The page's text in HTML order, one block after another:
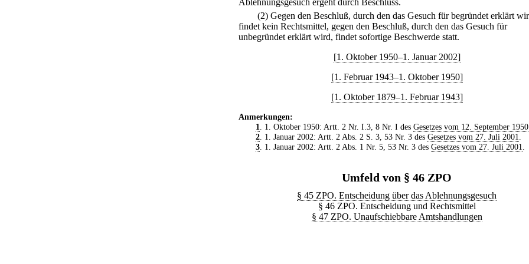
Ablehnungsgesuch ergeht durch Beschluss.
(2) Gegen den Beschluß, durch den das Gesuch für begründet erklärt
findet kein Rechtsmittel, gegen den Beschluß, durch den das Gesuch für
unbegründet erklärt wird, findet sofortige Beschwerde statt.
[1. Oktober 1950–1. Januar 2002]
[1. Februar 1943–1. Oktober 1950]
[1. Oktober 1879–1. Februar 1943]
Anmerkungen:
1. 1. Oktober 1950: Artt. 2 Nr. I.3, 8 Nr. I des Gesetzes vom 12. September 1950
2. 1. Januar 2002: Artt. 2 Abs. 2 S. 3, 53 Nr. 3 des Gesetzes vom 27. Juli 2001.
3. 1. Januar 2002: Artt. 2 Abs. 1 Nr. 5, 53 Nr. 3 des Gesetzes vom 27. Juli 2001.
Umfeld von § 46 ZPO
§ 45 ZPO. Entscheidung über das Ablehnungsgesuch
§ 46 ZPO. Entscheidung und Rechtsmittel
§ 47 ZPO. Unaufschiebbare Amtshandlungen